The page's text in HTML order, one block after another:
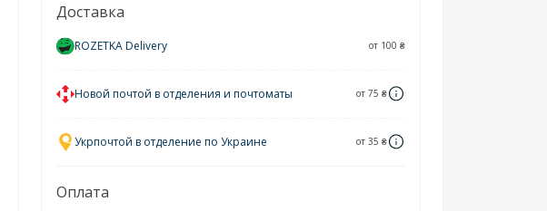
Доставка
ROZETKA Delivery от 100 ₴
Новой почтой в отделения и почтоматы от 75 ₴
Укрпочтой в отделение по Украине от 35 ₴
Оплата